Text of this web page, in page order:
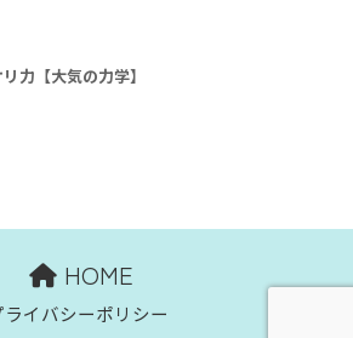
力【大気の力学】
HOME
ライバシーポリシー